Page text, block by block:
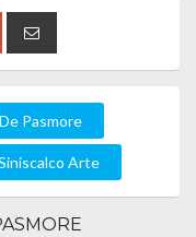
Pasmore
Arte